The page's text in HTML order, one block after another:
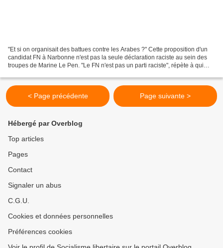
"Et si on organisait des battues contre les Arabes ?" Cette proposition d'un
candidat FN à Narbonne n'est pas la seule déclaration raciste au sein des
troupes de Marine Le Pen. "Le FN n'est pas un parti raciste", répète à qui
< Page précédente Page suivante >
Hébergé par Overblog
Top articles
Pages
Contact
Signaler un abus
C.G.U.
Cookies et données personnelles
Préférences cookies